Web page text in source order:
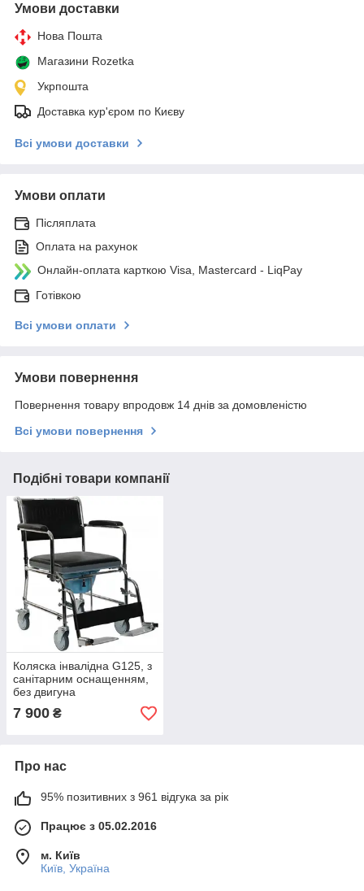
Умови доставки
Нова Пошта
Магазини Rozetka
Укрпошта
Доставка кур'єром по Києву
Всі умови доставки
Умови оплати
Післяплата
Оплата на рахунок
Онлайн-оплата карткою Visa, Mastercard - LiqPay
Готівкою
Всі умови оплати
Умови повернення
Повернення товару впродовж 14 днів за домовленістю
Всі умови повернення
Подібні товари компанії
Коляска інвалідна G125, з
санітарним оснащенням,
без двигуна
7 900 ₴
Про нас
95% позитивних з 961 відгука за рік
Працює з 05.02.2016
м. Київ
Київ, Україна